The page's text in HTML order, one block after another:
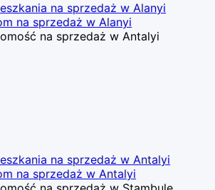
na sprzedaż w Alanyi
na sprzedaż w Alanyi
na sprzedaż w Antalyi
na sprzedaż w Antalyi
na sprzedaż w Antalyi